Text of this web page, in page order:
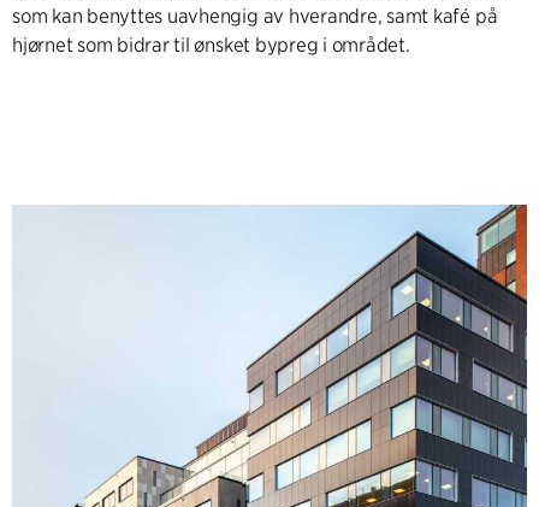
som kan benyttes uavhengig av hverandre, samt kafé på
hjørnet som bidrar til ønsket bypreg i området.